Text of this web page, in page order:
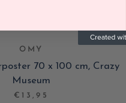
OMY
70 x 100 cm, Crazy
Museum
€13,95